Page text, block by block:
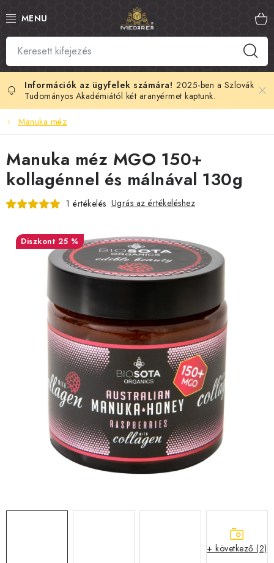
tartalomhoz
SZLOVÁK MÉZ
MANUKA MÉZ
MÉHPEMPŐ
KIRÁLYI ZSELÉ
MÉHMÉREG
MÉZES KOZMETIKUMOK
MÉZ AJÁNDÉKCSOMAGOK
VIASZ TERMÉKEK
A MÉHÉSZETI TERMÉKEK KIEGÉSZÍTŐI
MÉZES ÉDESSÉG
MÉHÉSZETI SZOLGÁLTATÁSOK
AJÁNDÉKUTALVÁNY
2025-ben a Szlovák
Tudományos Akadémiától két aranyérmet kaptunk.
Manuka méz
Manuka méz MGO 150+
kollagénnel és málnával 130g
1 értékelés Ugrás az értékeléshez
25 %
+ következő (2)